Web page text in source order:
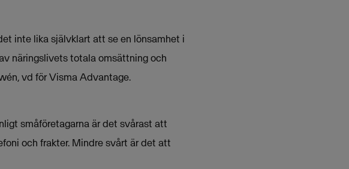
inte lika självklart att se en lönsamhet i
näringslivets totala omsättning och
vd för Visma Advantage.
småföretagarna är det svårast att
och frakter. Mindre svårt är det att